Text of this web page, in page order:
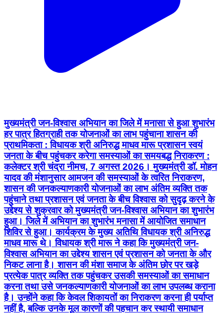
मुख्यमंत्री जन-विश्वास अभियान का जिले में मनासा से हुआ शुभारंभ
हर पात्र हितग्राही तक योजनाओं का लाभ पहुंचाना शासन की
प्राथमिकता : विधायक श्री अनिरुद्ध माधव मारू प्रशासन स्वयं
जनता के बीच पहुंचकर करेगा समस्याओं का समयबद्ध निराकरण :
कलेक्टर श्री चंद्रा नीमच, 7 अगस्त 2026। मुख्यमंत्री डॉ. मोहन
यादव की मंशानुसार आमजन की समस्याओं के त्वरित निराकरण,
शासन की जनकल्याणकारी योजनाओं का लाभ अंतिम व्यक्ति तक
पहुंचाने तथा प्रशासन एवं जनता के बीच विश्वास को सुदृढ़ करने के
उद्देश्य से शुक्रवार को मुख्यमंत्री जन-विश्वास अभियान का शुभारंभ
हुआ। जिले में अभियान का शुभारंभ मनासा में आयोजित समाधान
शिविर से हुआ। कार्यक्रम के मुख्य अतिथि विधायक श्री अनिरुद्ध
माधव मारू थे। विधायक श्री मारू ने कहा कि मुख्यमंत्री जन-
विश्वास अभियान का उद्देश्य शासन एवं प्रशासन को जनता के और
निकट लाना है। शासन की मंशा समाज के अंतिम छोर पर खड़े
प्रत्येक पात्र व्यक्ति तक पहुंचकर उसकी समस्याओं का समाधान
करना तथा उसे जनकल्याणकारी योजनाओं का लाभ उपलब्ध कराना
है। उन्होंने कहा कि केवल शिकायतों का निराकरण करना ही पर्याप्त
नहीं है, बल्कि उनके मूल कारणों की पहचान कर स्थायी समाधान